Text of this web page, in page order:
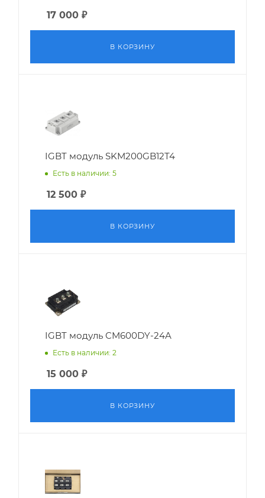
17 000 ₽
В КОРЗИНУ
IGBT модуль SKM200GB12T4
Есть в наличии: 5
12 500 ₽
В КОРЗИНУ
IGBT модуль CM600DY-24A
Есть в наличии: 2
15 000 ₽
В КОРЗИНУ